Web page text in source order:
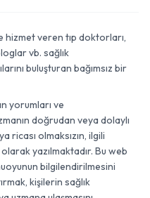
veren tıp doktorları,
vb. sağlık
buluşturan bağımsız bir
yorumları ve
doğrudan veya dolaylı
ricası olmaksızın, ilgili
yazılmaktadır. Bu web
bilgilendirilmesini
kişilerin sağlık